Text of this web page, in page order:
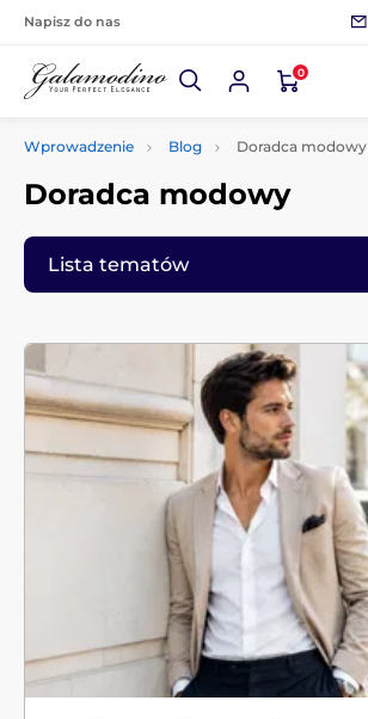
Napisz do nas
0
Wprowadzenie Blog Doradca modowy
Doradca modowy
Lista tematów